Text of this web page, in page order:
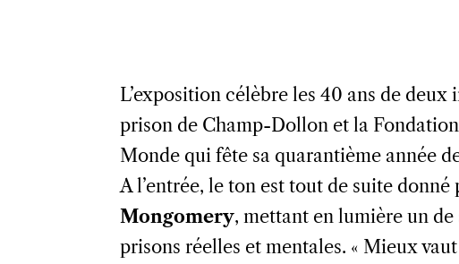
L’exposition célèbre les 40 ans de
prison de Champ-Dollon et la
Monde qui fête sa quarantième année
A l’entrée, le ton est tout de suite
Mongomery, mettant en lumière un de
prisons réelles et mentales. « Mieux